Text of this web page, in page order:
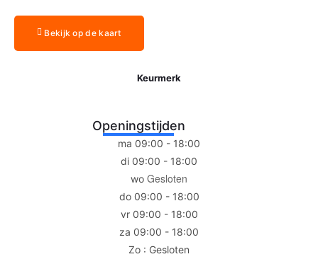
Bekijk op de kaart
Keurmerk
Openingstijden
ma 09:00 - 18:00
di 09:00 - 18:00
wo Gesloten
do 09:00 - 18:00
vr 09:00 - 18:00
za 09:00 - 18:00
Zo : Gesloten